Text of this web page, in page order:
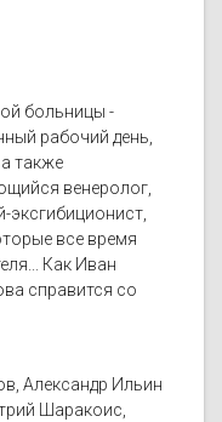
больницы -
рабочий день,
также
венеролог,
эксгибиционист,
все время
Как Иван
справится со
Александр Ильин
Шаракоис,